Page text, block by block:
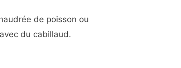
de poisson ou
du cabillaud.